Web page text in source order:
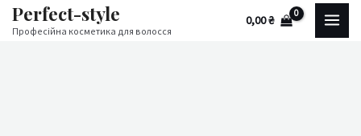
Перейти
Perfect-style
Професійна косметика для волосся
0,00₴